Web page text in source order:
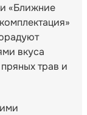
«Ближние
вкуса
трав и